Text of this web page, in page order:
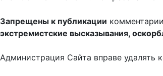
Запрещены к публикации
экстремистские высказывания,
Администрация Сайта вправе удалять